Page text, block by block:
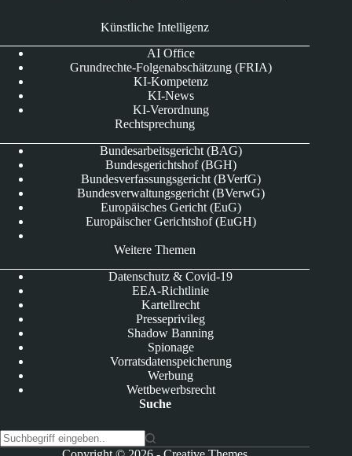
Künstliche Intelligenz
AI Office
Grundrechte-Folgenabschätzung (FRIA)
KI-Kompetenz
KI-News
KI-Verordnung
Rechtsprechung
Bundesarbeitsgericht (BAG)
Bundesgerichtshof (BGH)
Bundesverfassungsgericht (BVerfG)
Bundesverwaltungsgericht (BVerwG)
Europäisches Gericht (EuG)
Europäischer Gerichtshof (EuGH)
Weitere Themen
Datenschutz & Covid-19
EEA-Richtlinie
Kartellrecht
Presseprivileg
Shadow Banning
Spionage
Vorratsdatenspeicherung
Werbung
Wettbewerbsrecht
Suche